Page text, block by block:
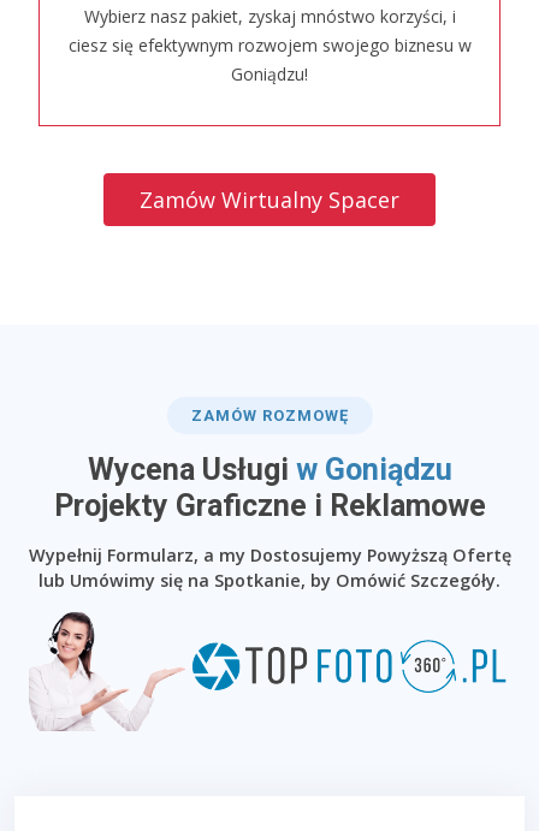
Wybierz nasz pakiet, zyskaj mnóstwo korzyści, i
ciesz się efektywnym rozwojem swojego biznesu w
Goniądzu!
Zamów Wirtualny Spacer
ZAMÓW ROZMOWĘ
Wycena Usługi w Goniądzu
​Projekty Graficzne i Reklamowe
Wypełnij Formularz, a my Dostosujemy Powyższą Ofertę
lub Umówimy się na Spotkanie, by Omówić Szczegóły.